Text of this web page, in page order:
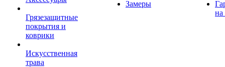
Грязезащитные
покрытия и
коврики
Искусственная
трава
Замеры
на